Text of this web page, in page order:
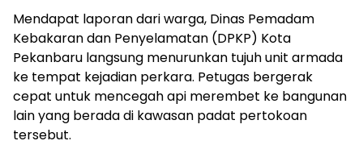
Mendapat laporan dari warga, Dinas Pemadam
Kebakaran dan Penyelamatan (DPKP) Kota
Pekanbaru langsung menurunkan tujuh unit armada
ke tempat kejadian perkara. Petugas bergerak
cepat untuk mencegah api merembet ke bangunan
lain yang berada di kawasan padat pertokoan
tersebut.